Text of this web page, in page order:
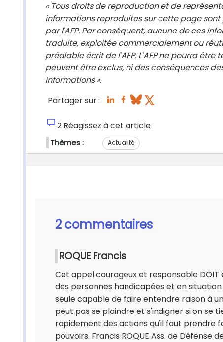
« Tous droits de reproduction et de
informations reproduites sur cette page
par l'AFP. Par conséquent, aucune de ces
traduite, exploitée commercialement ou
préalable écrit de l'AFP. L'AFP ne pourra
peuvent être exclus, ni des conséquences
informations ».
Partager sur :
2 Réagissez à cet article
Thèmes : Actualité
2 commentaires
ROQUE Francis
Cet appel courageux et responsable DOIT
des personnes handicapées et en
seule capable de faire entendre raison à
peut pas se plaindre et s'indigner si on se
rapidement des actions qu'il faut prendre
pouvoirs. Francis ROQUE Ass. de Défense